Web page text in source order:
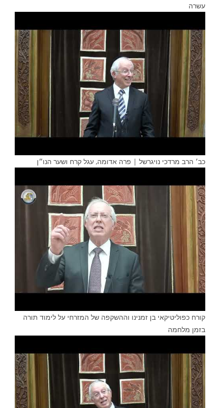
עשרה
כב׳ הרב מרדכי נויגרשל | פרה אדומה, עגל קרח ושער הנו״ן
קורח כפוליטיקאי בן זמנינו וההשקפה של המזרחי על לימוד תורה
בזמן מלחמה